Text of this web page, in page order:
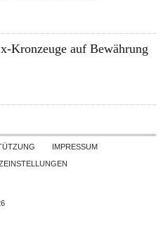
Kronzeuge auf Bewährung
Skip to contentIMPRESSUM